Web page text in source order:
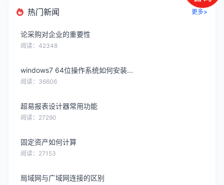
热门新闻 更多>
论采购对企业的重要性
阅读：42348
windows7 64位操作系统如何安装...
阅读：36606
超易报表设计器常用功能
阅读：27290
固定资产如何计算
阅读：27153
局域网与广域网连接的区别